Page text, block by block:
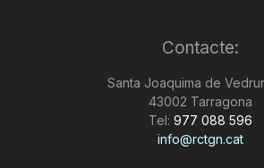
Contacte:
Santa Joaquima de
43002 Tarragona
Tel: 977 088 596
info@rctgn.cat